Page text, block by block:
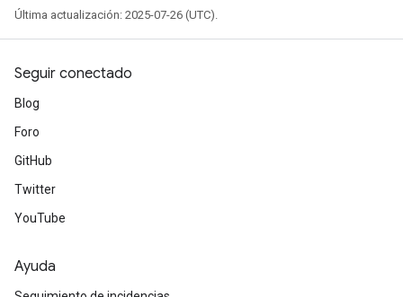
Última actualización: 2025-07-26 (UTC).
Seguir conectado
Blog
Foro
GitHub
Twitter
YouTube
Ayuda